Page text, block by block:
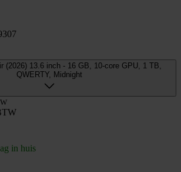
(2026) 13.6 inch - 16 GB, 10-core GPU, 1 TB,
QWERTY, Midnight
in huis